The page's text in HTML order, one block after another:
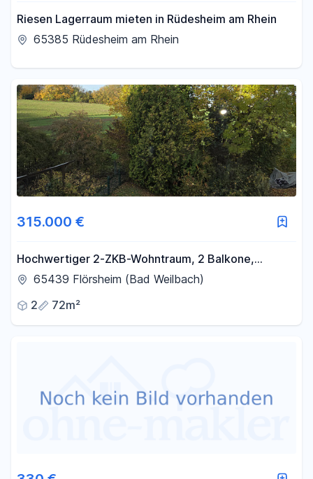
Riesen Lagerraum mieten in Rüdesheim am Rhein
65385 Rüdesheim am Rhein
315.000 €
Hochwertiger 2-ZKB-Wohntraum, 2 Balkone,
Feldrandlage, Provisionsfrei
65439 Flörsheim (Bad Weilbach)
2
72m²